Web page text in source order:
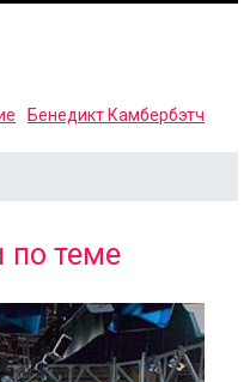
Бенедикт Камбербэтч
по теме